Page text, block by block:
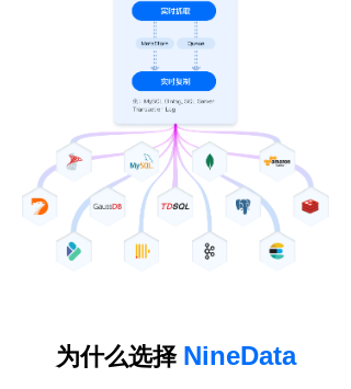
为什么选择 NineData